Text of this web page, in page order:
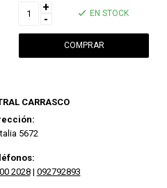
+
-
EN STOCK
CARRASCO
5672
2028| 092792893